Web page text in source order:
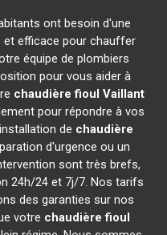
ont besoin d'une
efficace pour chauffer
équipe de plombiers
pour vous aider à
chaudière fioul Vaillant
pour répondre à vos
de chaudière
d'urgence ou un
sont très brefs,
24h/24 et 7j/7. Nos tarifs
des garanties sur nos
votre chaudière fioul